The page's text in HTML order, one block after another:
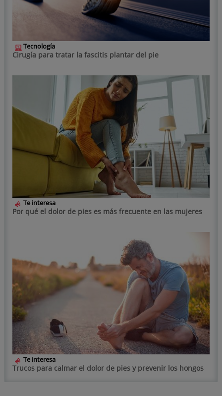
Tecnología
Cirugía para tratar la fascitis plantar del pie
Te interesa
Por qué el dolor de pies es más frecuente en las mujeres
Te interesa
Trucos para calmar el dolor de pies y prevenir los hongos